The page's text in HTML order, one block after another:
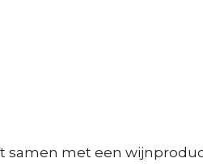
met een